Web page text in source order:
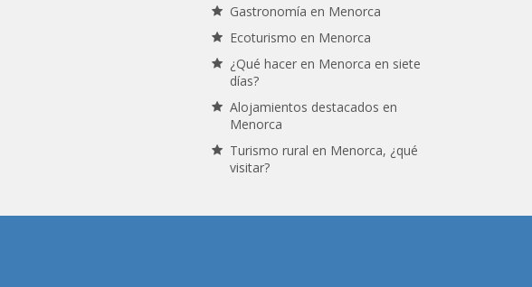
Gastronomía en Menorca
Ecoturismo en Menorca
¿Qué hacer en Menorca en siete
días?
Alojamientos destacados en
Menorca
Turismo rural en Menorca, ¿qué
visitar?